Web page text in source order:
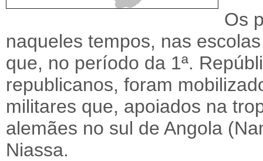
Os
naqueles tempos, nas
que, no período da 1ª.
republicanos, foram
militares que, apoiados na
alemães no sul de Angola
Niassa.